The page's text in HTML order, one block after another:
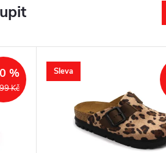
Kč
%
Sleva